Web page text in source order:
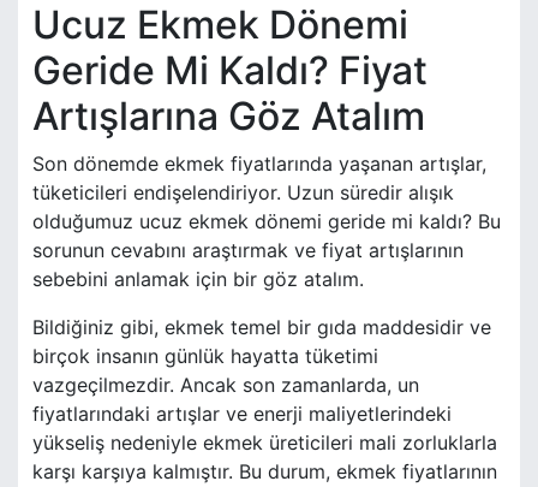
Ucuz Ekmek Dönemi
Geride Mi Kaldı? Fiyat
Artışlarına Göz Atalım
Son dönemde ekmek fiyatlarında yaşanan artışlar,
tüketicileri endişelendiriyor. Uzun süredir alışık
olduğumuz ucuz ekmek dönemi geride mi kaldı? Bu
sorunun cevabını araştırmak ve fiyat artışlarının
sebebini anlamak için bir göz atalım.
Bildiğiniz gibi, ekmek temel bir gıda maddesidir ve
birçok insanın günlük hayatta tüketimi
vazgeçilmezdir. Ancak son zamanlarda, un
fiyatlarındaki artışlar ve enerji maliyetlerindeki
yükseliş nedeniyle ekmek üreticileri mali zorluklarla
karşı karşıya kalmıştır. Bu durum, ekmek fiyatlarının